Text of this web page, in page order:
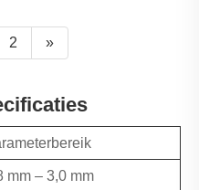
2 »
mm – 3,0 mm